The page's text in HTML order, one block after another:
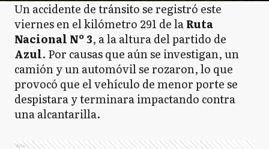
Un accidente de tránsito se registró este
viernes en el kilómetro 291 de laRuta
Nacional Nº 3, a la altura del partido de
Azul. Por causas que aún se investigan, un
camión y un automóvil se rozaron, lo que
provocó que el vehículo de menor porte se
despistara y terminara impactando contra
una alcantarilla.
Ads